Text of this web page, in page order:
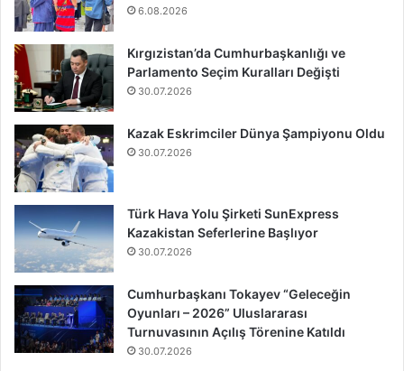
6.08.2026
Kırgızistan’da Cumhurbaşkanlığı ve
Parlamento Seçim Kuralları Değişti
30.07.2026
Kazak Eskrimciler Dünya Şampiyonu Oldu
30.07.2026
Türk Hava Yolu Şirketi SunExpress
Kazakistan Seferlerine Başlıyor
30.07.2026
Cumhurbaşkanı Tokayev “Geleceğin
Oyunları – 2026” Uluslararası
Turnuvasının Açılış Törenine Katıldı
30.07.2026